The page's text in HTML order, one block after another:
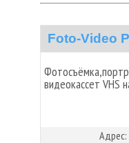
Foto-Video
видеокассет VHS
Адрес: